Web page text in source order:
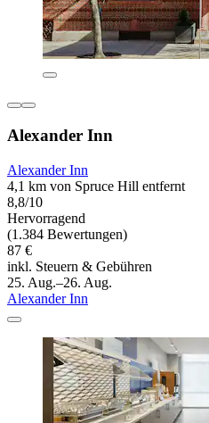
Alexander Inn
Alexander Inn
4,1 km von Spruce Hill entfernt
8,8/10
Hervorragend
(1.384 Bewertungen)
87 €
inkl. Steuern & Gebühren
25. Aug.–26. Aug.
Alexander Inn